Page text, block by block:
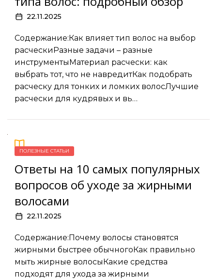
22.11.2025
Содержание:Как влияет тип волос на выбор
расческиРазные задачи – разные
инструментыМатериал расчески: как
выбрать тот, что не навредитКак подобрать
расческу для тонких и ломких волосЛучшие
расчески для кудрявых и вь…
ПОЛЕЗНЫЕ СТАТЬИ
Ответы на 10 самых популярных
вопросов об уходе за жирными
волосами
22.11.2025
Содержание:Почему волосы становятся
жирными быстрее обычногоКак правильно
мыть жирные волосыКакие средства
подходят для ухода за жирными